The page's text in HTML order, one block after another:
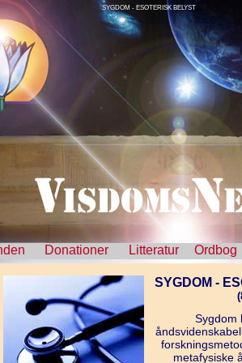
SYGDOM - ESOTERISK BELYST
Donationer Litteratur Ordbog
SYGDOM -
Sygdom
metafysiske